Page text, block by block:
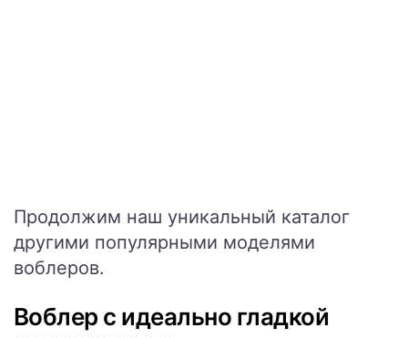
Продолжим наш уникальный каталог
другими популярными моделями
воблеров.
Воблер с идеально гладкой